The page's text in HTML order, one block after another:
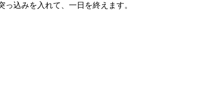
っ込みを入れて、一日を終えます。